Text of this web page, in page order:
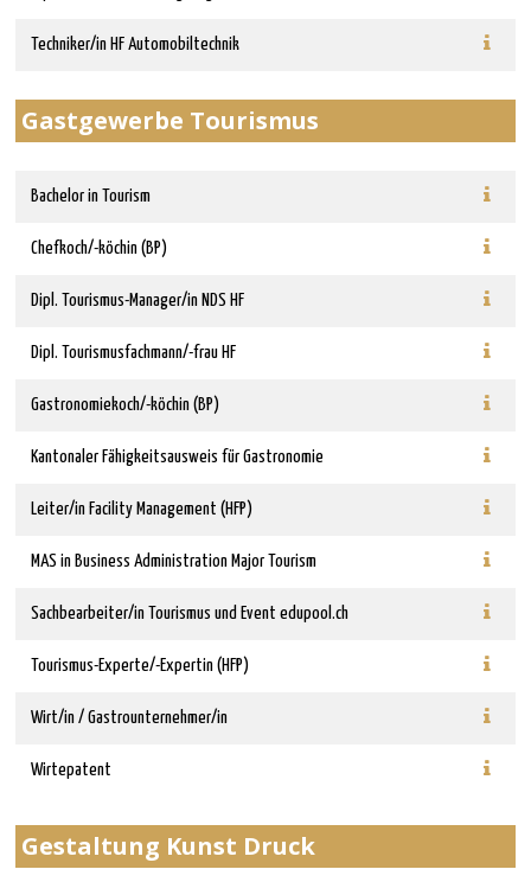
Techniker/in HF Automobiltechnik
Gastgewerbe Tourismus
Bachelor in Tourism
Chefkoch/-köchin (BP)
Dipl. Tourismus-Manager/in NDS HF
Dipl. Tourismusfachmann/-frau HF
Gastronomiekoch/-köchin (BP)
Kantonaler Fähigkeits­ausweis für Gastronomie
Leiter/in Facility Management (HFP)
MAS in Business Administration Major Tourism
Sachbearbeiter/in Tourismus und Event edupool.ch
Tourismus-Experte/-Expertin (HFP)
Wirt/in / Gastrounternehmer/in
Wirtepatent
Gestaltung Kunst Druck